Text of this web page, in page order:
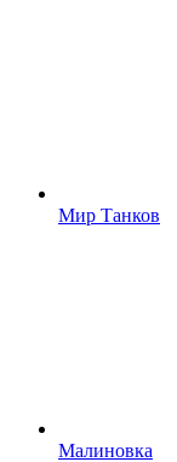
Мир Танков
Малиновка